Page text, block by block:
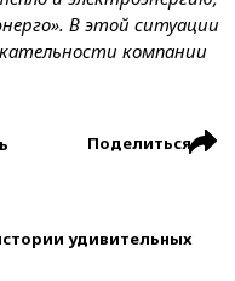
В этой ситуации
компании
Поделиться
удивительных